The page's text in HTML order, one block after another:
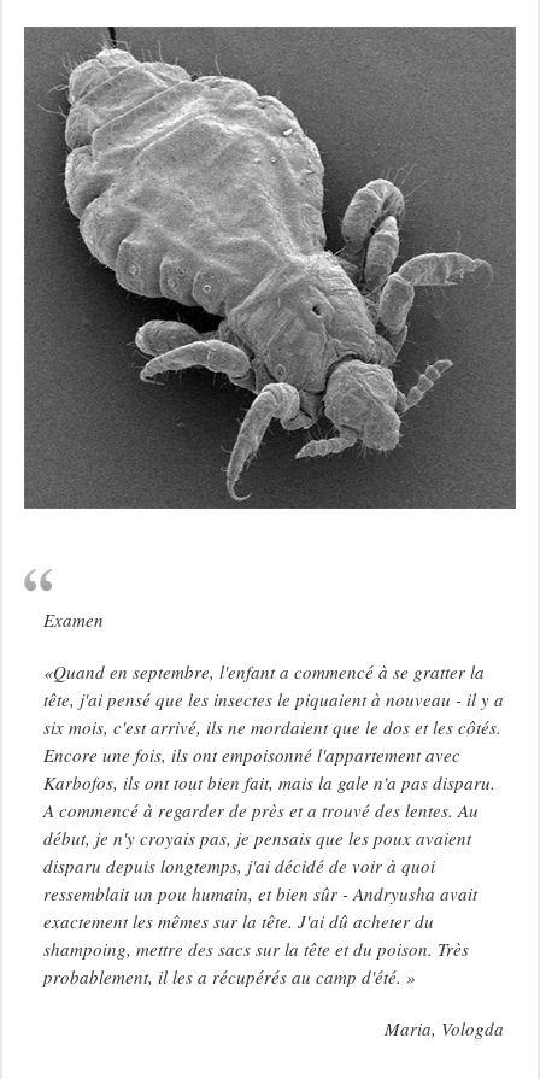
Examen
«Quand en septembre, l'enfant a commencé à se gratter la
tête, j'ai pensé que les insectes le piquaient à nouveau - il y a
six mois, c'est arrivé, ils ne mordaient que le dos et les côtés.
Encore une fois, ils ont empoisonné l'appartement avec
Karbofos, ils ont tout bien fait, mais la gale n'a pas disparu.
A commencé à regarder de près et a trouvé des lentes. Au
début, je n'y croyais pas, je pensais que les poux avaient
disparu depuis longtemps, j'ai décidé de voir à quoi
ressemblait un pou humain, et bien sûr - Andryusha avait
exactement les mêmes sur la tête. J'ai dû acheter du
shampoing, mettre des sacs sur la tête et du poison. Très
probablement, il les a récupérés au camp d'été. »
Maria, Vologda